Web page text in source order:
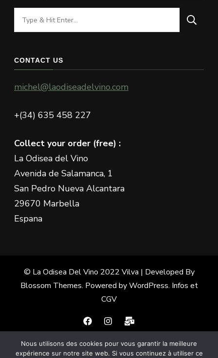
Looking
for
CONTACT US
michel@laodiseadelvino.com
+(34) 635 458 227
Collect your order (free) :
La Odisea del Vino
Avenida de Salamanca, 1
San Pedro Nueva Alcantara
29670 Marbella
Espana
© La Odisea Del Vino 2022 Vilva | Developed By
Blossom Themes. Powered byWordPress. Infos et
CGV
Français(French) Español(Spanish)
Nous utilisons des cookies pour vous garantir la meilleure
expérience sur notre site web. Si vous continuez à utiliser ce